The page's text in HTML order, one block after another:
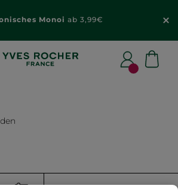
Monoi ab 3,99€
SORTIEREN NACH